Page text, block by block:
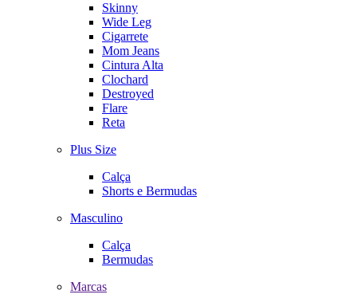
Skinny
Wide Leg
Cigarrete
Mom Jeans
Cintura Alta
Clochard
Destroyed
Flare
Reta
Plus Size
Calça
Shorts e Bermudas
Masculino
Calça
Bermudas
Marcas